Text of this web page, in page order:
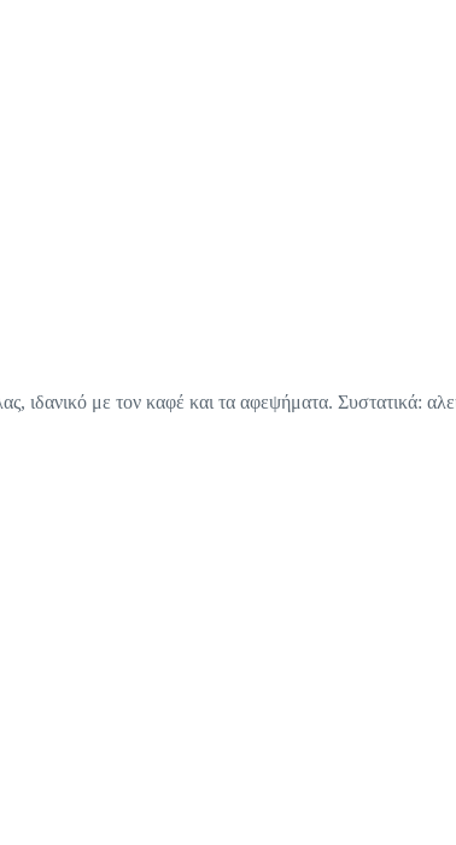
ιδανικό με τον καφέ και τα αφεψήματα. Συστατικά: